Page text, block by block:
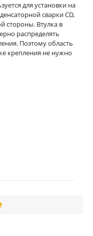
для установки на
сварки CD,
стороны. Втулка в
распределять
Поэтому область
крепления не нужно